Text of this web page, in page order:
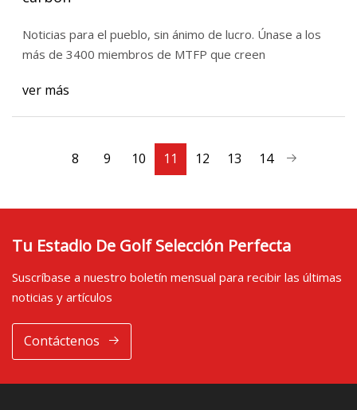
Noticias para el pueblo, sin ánimo de lucro. Únase a los
más de 3400 miembros de MTFP que creen
ver más
8 9 10 11 12 13 14
Tu Estadio De Golf Selección Perfecta
Suscríbase a nuestro boletín mensual para recibir las últimas
noticias y artículos
Contáctenos